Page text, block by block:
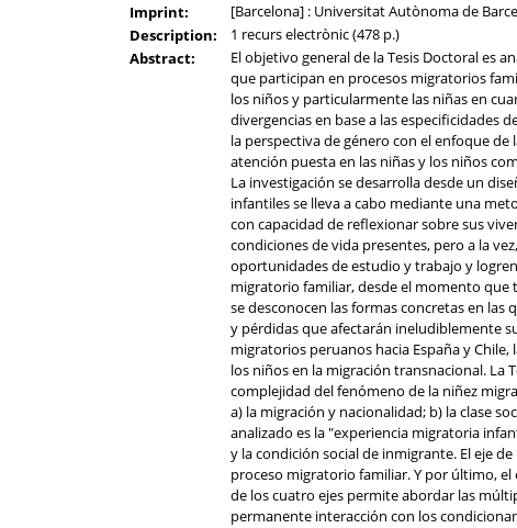
Imprint:
[Barcelona] : Universitat Autònoma de
Description:
1 recurs electrònic (478 p.)
Abstract:
El objetivo general de la Tesis Doctoral es
que participan en procesos migratorios
los niños y particularmente las niñas en
divergencias en base a las especificidades
la perspectiva de género con el enfoque
atención puesta en las niñas y los niños
La investigación se desarrolla desde un
infantiles se lleva a cabo mediante una
con capacidad de reflexionar sobre sus
condiciones de vida presentes, pero a la
oportunidades de estudio y trabajo y
migratorio familiar, desde el momento que
se desconocen las formas concretas en
y pérdidas que afectarán ineludiblemente
migratorios peruanos hacia España y
los niños en la migración transnacional.
complejidad del fenómeno de la niñez
a) la migración y nacionalidad; b) la clase
analizado es la "experiencia migratoria
y la condición social de inmigrante. El eje
proceso migratorio familiar. Y por último,
de los cuatro ejes permite abordar las
permanente interacción con los